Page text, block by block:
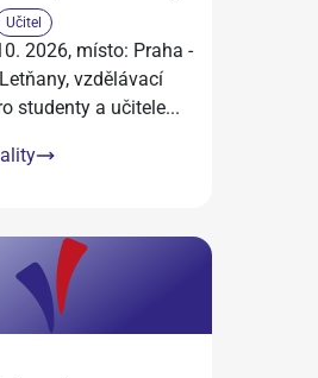
Učitel
2026, místo: Praha -
vzdělávací
studenty a učitele...